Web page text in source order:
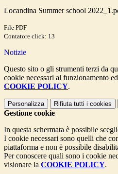
Locandina Summer school
File PDF
Contatore click: 13
Notizie
Questo sito o gli strumenti terzi da
cookie necessari al funzionamento
COOKIE POLICY.
Personalizza Rifiuta tutti i cookies
Gestione cookie
In questa schermata è possibile
I cookie necessari sono quelli che
piattaforma e non è possibile
Per conoscere quali sono i cookie
visionare la COOKIE POLICY.